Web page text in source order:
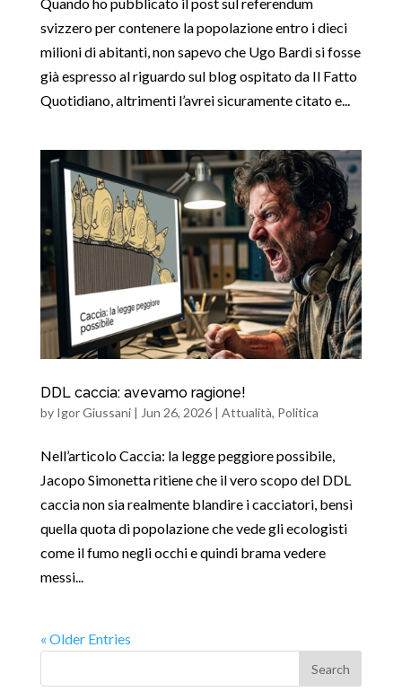
svizzero per contenere la popolazione entro i dieci
milioni di abitanti, non sapevo che Ugo Bardi si fosse
già espresso al riguardo sul blog ospitato da Il Fatto
Quotidiano, altrimenti l’avrei sicuramente citato e...
DDL caccia: avevamo ragione!
by Igor Giussani| Jun 26, 2026| Attualità, Politica
Nell’articolo Caccia: la legge peggiore possibile,
Jacopo Simonetta ritiene che il vero scopo del DDL
caccia non sia realmente blandire i cacciatori, bensì
quella quota di popolazione che vede gli ecologisti
come il fumo negli occhi e quindi brama vedere
messi...
« Older Entries